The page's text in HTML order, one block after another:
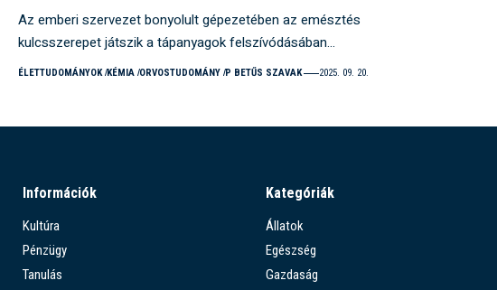
Az emberi szervezet bonyolult gépezetében az emésztés
kulcsszerepet játszik a tápanyagok felszívódásában…
ÉLETTUDOMÁNYOK KÉMIA ORVOSTUDOMÁNY P BETŰS SZAVAK 2025. 09. 20.
Információk
Kultúra
Pénzügy
Tanulás
Kategóriák
Állatok
Egészség
Gazdaság